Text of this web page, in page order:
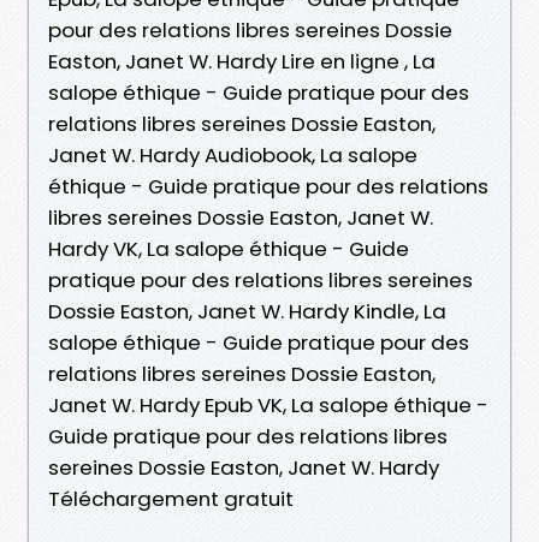
pour des relations libres sereines Dossie
Easton, Janet W. Hardy Lire en ligne , La
salope éthique - Guide pratique pour des
relations libres sereines Dossie Easton,
Janet W. Hardy Audiobook, La salope
éthique - Guide pratique pour des relations
libres sereines Dossie Easton, Janet W.
Hardy VK, La salope éthique - Guide
pratique pour des relations libres sereines
Dossie Easton, Janet W. Hardy Kindle, La
salope éthique - Guide pratique pour des
relations libres sereines Dossie Easton,
Janet W. Hardy Epub VK, La salope éthique -
Guide pratique pour des relations libres
sereines Dossie Easton, Janet W. Hardy
Téléchargement gratuit